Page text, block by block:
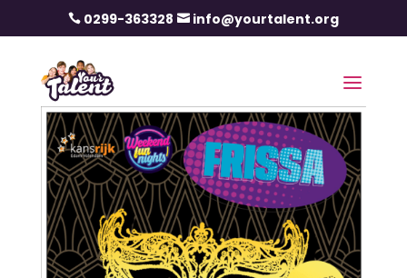
 0299-363328  info@yourtalent.org